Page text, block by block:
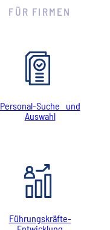
FÜR FIRMEN
Personal-Suche und
Auswahl
Führungskräfte-